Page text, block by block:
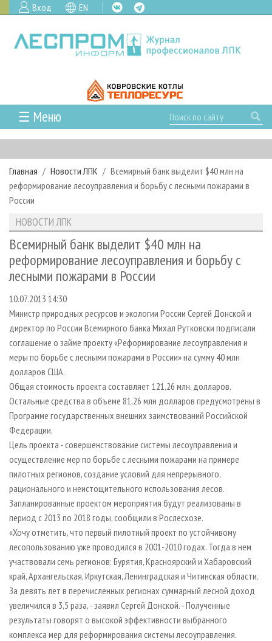
Вход EN
☰ Меню
ГЛАВНАЯ
РУБРИКИ И ТЕМЫ
РУБРИКИ ЖУРНАЛА
ЛЕСНОЕ ХОЗЯЙСТВО
ЛЕСОЗАГОТОВКА
ЛЕСОПИЛЕНИЕ
ДЕРЕВООБРАБОТКА
СУШКА ДРЕВЕСИНЫ
ПРОИЗВОДСТВО ДРЕВЕСНЫХ ПЛИТ
ДЕРЕВЯННОЕ ДОМОСТРОЕНИЕ
ПРОИЗВОДСТВО МЕБЕЛИ
БИОЭНЕРГЕТИКА
ЦБП
ИНСТРУМЕНТ И МАТЕРИАЛЫ
НОВОСТИ
КАЛЕНДАРЬ СОБЫТИЙ
НОВОСТИ ЛПК
НОВОСТИ ЖУРНАЛА
НОВОСТИ КОМПАНИЙ
ПРОЕКТЫ ЛПИ
АНАЛИТИКА
ПРЕДПРИЯТИЯ ЛПК
ЛЕСНЫЕ РЕГИОНЫ РОССИИ
ПЕРСОНЫ
МОБИЛЬНЫЕ ВЫСТАВКИ
ОФИЦИАЛЬНЫЕ ДЕЛЕГАЦИИ
ПРИОРИТЕТНЫЕ ИНВЕСТПРОЕКТЫ
RUSSIAN FORESTRY REVIEW
ГАЗЕТА ЛЕСПРОМФОРУМ
БИБЛИОТЕКА СПЕЦИАЛИСТА
АРХИВ
АРХИВ ЖУРНАЛОВ
СТАТЬИ
О ЖУРНАЛЕ
ПОДПИСКА
КОНТАКТЫ
РЕКЛАМОДАТЕЛЯМ
РЕКЛАМА
РЕКЛАМА НА САЙТЕ
Главная Новости ЛПК
Всемирный банк выделит $40 млн на
реформирование лесоуправления и борьбу с лесными пожарами в
России
НОВОСТИ ЛПК
Всемирный банк выделит $40 млн на
реформирование лесоуправления и борьбу с
лесными пожарами в России
10.07.2013 14:30
Министр природных ресурсов и экологии России Сергей Донской и
директор по России Всемирного банка Михал Рутковски подписали
соглашение о займе проекту «Реформирование лесоуправления и
меры по борьбе с лесными пожарами в России» на сумму 40 млн
долларов США.
Общая стоимость проекта составляет 121,26 млн. долларов.
Остальные средства в объеме 81,26 млн долларов предусмотрены в
Программе государственных внешних заимствований Российской
Федерации.
Цель проекта - совершенствование системы лесоуправления и
осуществление мер по борьбе с лесными пожарами на примере
пилотных регионов, создание условий для непрерывного,
рационального и неистощительного использования лесов.
Запланированные проектом мероприятия будут реализованы в
период с 2013 по 2018 годы, сообщили в Рослесхозе.
«Хочу отметить, что первый пилотный проект по устойчивому
лесопользованию уже проводился в 2001-2010 годах. Тогда в нем
участвовали семь регионов: Бурятия, Красноярский и Хабаровский
край, Архангельская, Иркутская, Ленинградская и Читинская области.
За девять лет в перечисленных регионах суммарный лесной доход
увеличился в 3,5 раза, - заявил Сергей Донской. - Полученные
результаты говорят о высокой эффективности выбранного
комплекса мер для реформирования системы лесоуправления.